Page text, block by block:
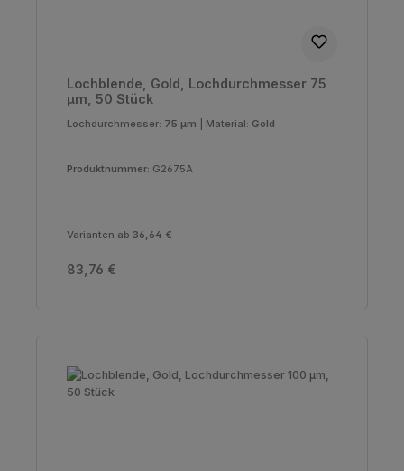
Lochblende, Gold, Lochdurchmesser 75
µm, 50 Stück
Lochdurchmesser: 75 µm Material: Gold
Produktnummer: G2675A
Varianten ab 36,64 €
Regulärer Preis:
83,76 €